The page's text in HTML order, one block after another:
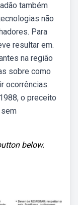
também
não
Para
resultar em.
na região
sobre como
ocorrências.
o preceito
below.